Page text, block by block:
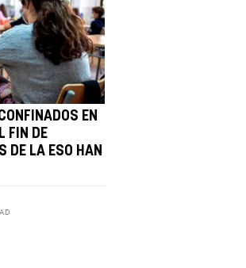
EN
FIN DE
DE LA ESO HAN